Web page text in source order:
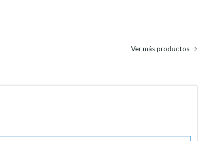
Ver más productos